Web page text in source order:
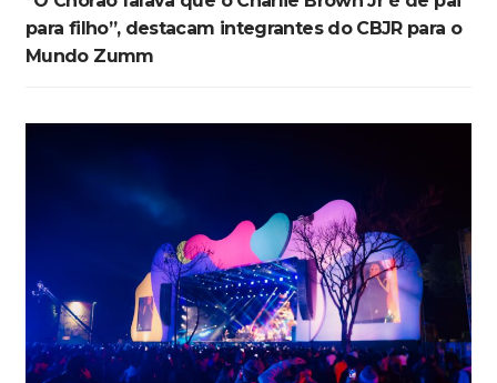
para filho”, destacam integrantes do CBJR para o
Mundo Zumm